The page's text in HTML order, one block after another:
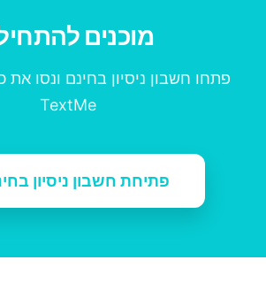
מוכנים
פתחו חשבון ניסיון בחינם ונסו
TextMe
פתיחת חשבון ניסיון